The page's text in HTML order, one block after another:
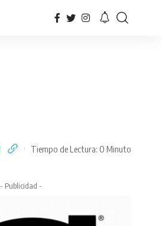
Tiempo de Lectura: 0 Minuto
- Publicidad -